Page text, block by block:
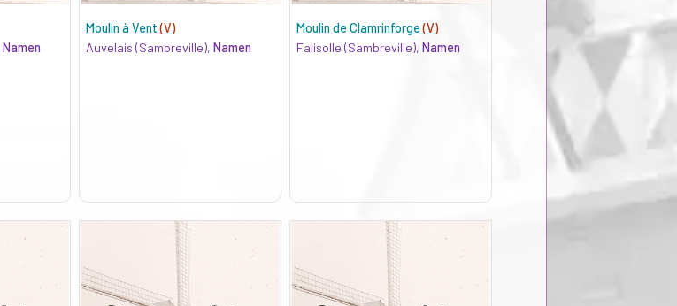
Namen
Moulin à Vent(V)
Auvelais (Sambreville), Namen
Moulin de Clamrinforge(V)
Falisolle (Sambreville), Namen